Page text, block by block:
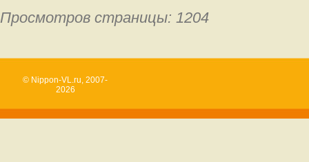
Просмотров страницы: 1204
© Nippon-VL.ru, 2007-
2026